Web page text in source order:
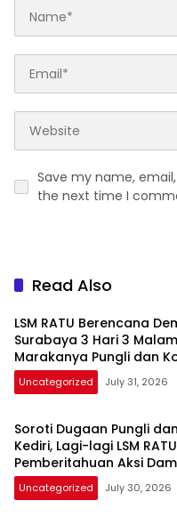
Save my name,
the next time I
Read Also
LSM RATU Berencana
Surabaya 3 Hari 3
Marakanya Pungli dan
Pendidikan Kediri
Uncategorized July 31, 2026
Soroti Dugaan Pungli
Kediri, Lagi-lagi LSM
Pemberitahuan Aksi
Uncategorized July 30, 2026